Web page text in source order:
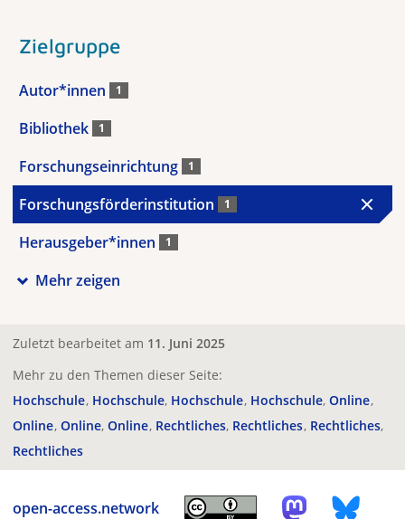
Zielgruppe
Autor*innen 1
Bibliothek 1
Forschungseinrichtung 1
Forschungsförderinstitution 1
Herausgeber*innen 1
Mehr zeigen
Zuletzt bearbeitet am 11. Juni 2025
Mehr zu den Themen dieser Seite:
Hochschule Hochschule Hochschule Hochschule Online
Online Online Online Rechtliches Rechtliches Rechtliches
Rechtliches
open-access.network